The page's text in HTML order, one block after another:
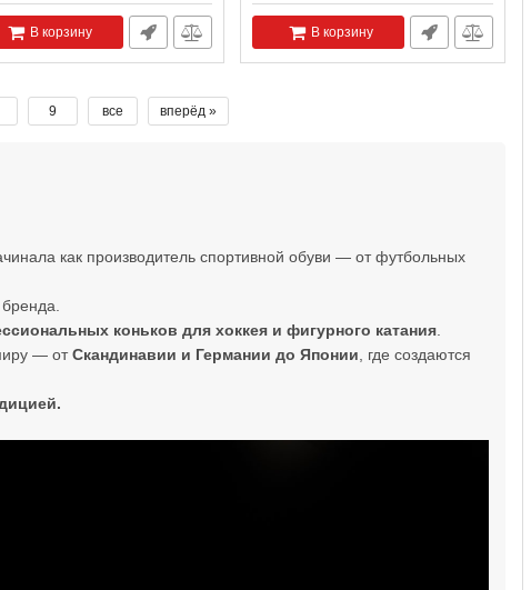
В корзину В корзину
9 все вперёд »
как производитель спортивной обуви — от футбольных
коньков для хоккея и фигурного катания
— отСкандинавии и Германии до Японии , где создаются